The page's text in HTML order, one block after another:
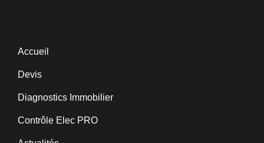
Accueil
Devis
Diagnostics Immobilier
Contrôle Elec PRO